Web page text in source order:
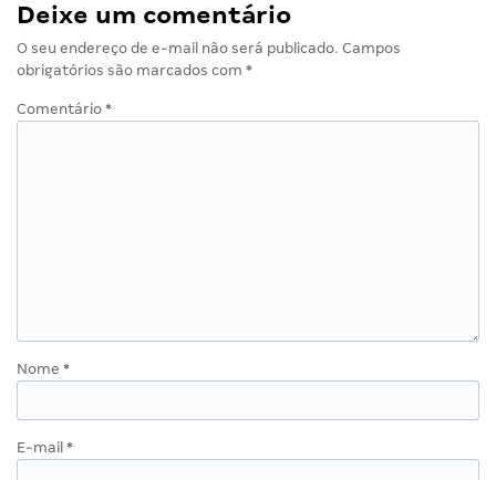
Deixe um comentário
O seu endereço de e-mail não será publicado. Campos
obrigatórios são marcados com *
Comentário *
Nome *
E-mail *